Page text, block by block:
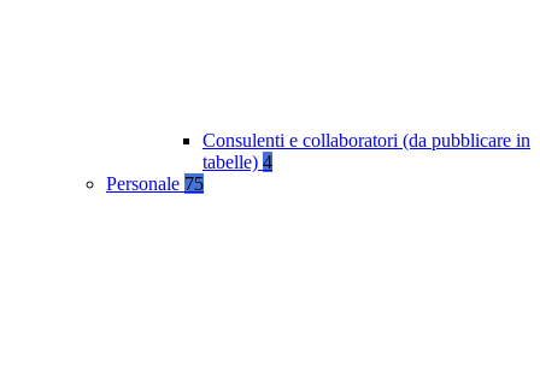
Consulenti e collaboratori (da pubblicare in
tabelle) 4
Personale 75